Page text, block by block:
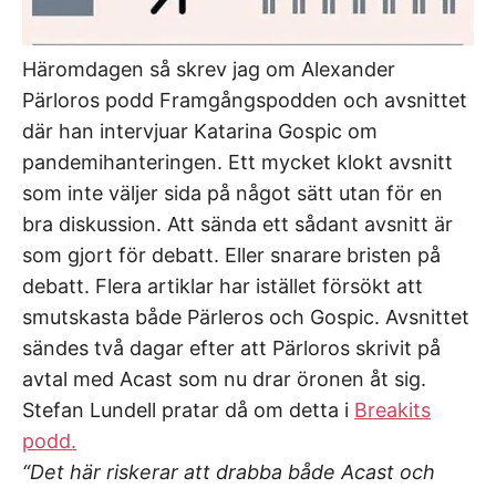
Häromdagen så skrev jag om Alexander
Pärloros podd Framgångspodden och avsnittet
där han intervjuar Katarina Gospic om
pandemihanteringen. Ett mycket klokt avsnitt
som inte väljer sida på något sätt utan för en
bra diskussion. Att sända ett sådant avsnitt är
som gjort för debatt. Eller snarare bristen på
debatt. Flera artiklar har istället försökt att
smutskasta både Pärleros och Gospic. Avsnittet
sändes två dagar efter att Pärloros skrivit på
avtal med Acast som nu drar öronen åt sig.
Stefan Lundell pratar då om detta i Breakits
podd.
“Det här riskerar att drabba både Acast och